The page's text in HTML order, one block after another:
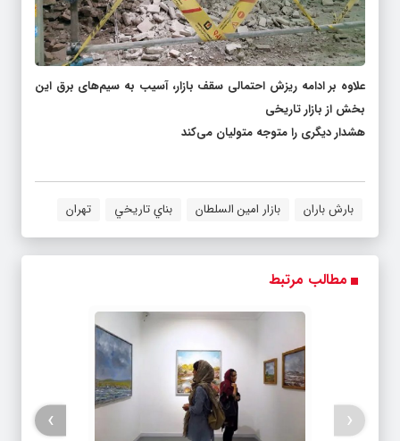
علاوه بر ادامه ریزش احتمالی سقف بازار، آسیب به سیم‌های برق این
بخش از بازار تاریخی
هشدار دیگری را متوجه متولیان می‌کند
بارش باران بازار امین السلطان بناي تاريخي تهران
مطالب مرتبط
‹
›